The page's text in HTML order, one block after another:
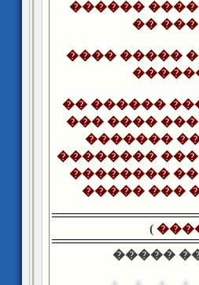
������
��
���� �����
�� ������
��� ����
�������
��������
��������
����� ���
)
�����